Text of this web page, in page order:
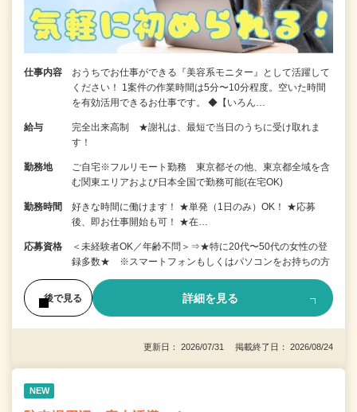
仕事内容
おうちでお仕事ができる『美容系モニター』として活躍して
ください！ 1案件の作業時間は5分〜10分程度。空いた時間
を有効活用できるお仕事です。 ◆【いろん…
給与
完全出来高制 ★謝礼は、最短で当日のうちに受け取れま
す！
勤務地
ご自宅※フルリモート勤務 東京都その他、東京都全域を含
む関東エリアおよび日本全国で勤務可能(在宅OK)
勤務時間
好きな時間に働けます！ ★単発（1日のみ）OK！ ★応募
後、即お仕事開始も可！ ★在…
応募資格
＜未経験者OK／年齢不問＞⇒★特に20代〜50代の女性の登
録多数★ ※スマートフォンもしくはパソコンをお持ちの方
後で見る 詳細を見る
更新日： 2026/07/31 掲載終了日： 2026/08/24
NEW